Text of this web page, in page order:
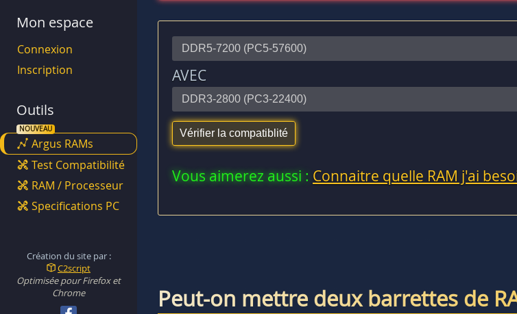
AVEC
Vous aimerez aussi : Connaitre quelle RAM j'ai
Peut-on mettre deux barrettes de
Mon espace
Connexion
Inscription
Outils
Argus RAMs
Test Compatibilité
RAM / Processeur
Specifications PC
Création du site par :
C2script
Optimisée pour Firefox et
Chrome